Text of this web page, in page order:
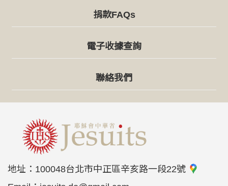
捐款FAQs
電子收據查詢
聯絡我們
地址： 100048台北市中正區辛亥路一段22號